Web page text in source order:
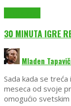
30 MINUTA IGRE
Mladen
Sada kada se
meseca od svoje
omogućio